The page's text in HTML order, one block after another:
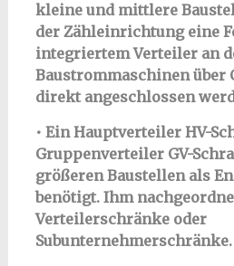
kleine und mittlere
der Zähleinrichtung eine
integriertem Verteiler an
Baustrommaschinen über
direkt angeschlossen
• Ein Hauptverteiler HV-
Gruppenverteiler GV-
größeren Baustellen als
benötigt. Ihm
Verteilerschränke oder
Subunternehmerschränke.